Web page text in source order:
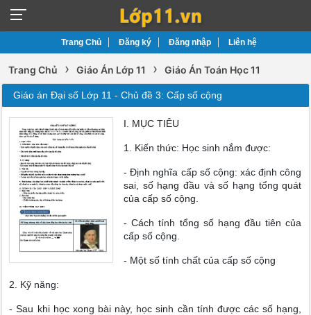
Trang Chủ Đăng ký Đăng nhập Liên hệ
Trang Chủ › Giáo Án Lớp 11 › Giáo Án Toán Học 11
Giáo án Đại số Lớp 11 - Chủ đề 3: Cấp số cộng
I. MỤC TIÊU
1. Kiến thức: Học sinh nắm được:
- Định nghĩa cấp số cộng: xác định công
sai, số hạng đầu và số hạng tổng quát
của cấp số cộng.
- Cách tính tổng số hạng đầu tiên của
cấp số cộng.
- Một số tính chất của cấp số cộng
2. Kỹ năng:
- Sau khi học xong bài này, học sinh cần tính được các số hạng,